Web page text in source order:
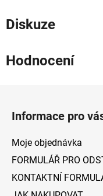
Diskuze
Hodnocení
Informace pro
Moje objednávka
FORMULÁŘ PRO
KONTAKTNÍ